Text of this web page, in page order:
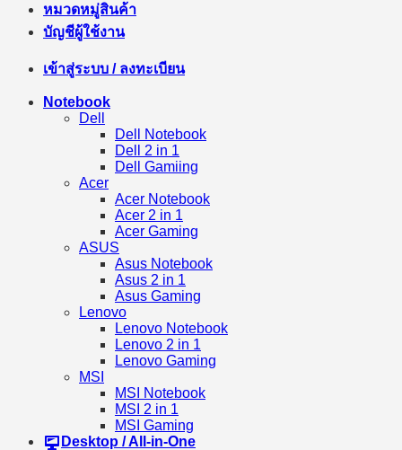
หมวดหมู่สินค้า
บัญชีผู้ใช้งาน
เข้าสู่ระบบ / ลงทะเบียน
Notebook
Dell
Dell Notebook
Dell 2 in 1
Dell Gamiing
Acer
Acer Notebook
Acer 2 in 1
Acer Gaming
ASUS
Asus Notebook
Asus 2 in 1
Asus Gaming
Lenovo
Lenovo Notebook
Lenovo 2 in 1
Lenovo Gaming
MSI
MSI Notebook
MSI 2 in 1
MSI Gaming
Desktop / All-in-One